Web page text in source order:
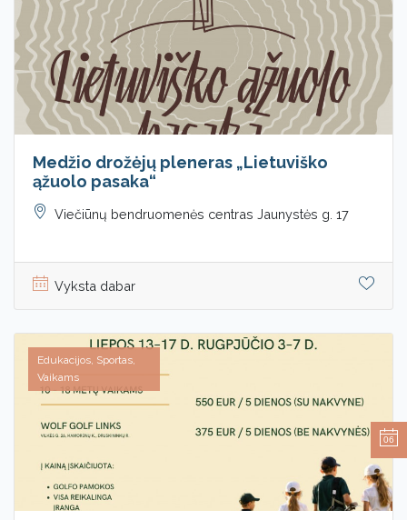
Medžio drožėjų pleneras „Lietuviško
ąžuolo pasaka“
Viečiūnų bendruomenės centras Jaunystės g. 17
Vyksta dabar
Edukacijos, Sportas,
Vaikams
06